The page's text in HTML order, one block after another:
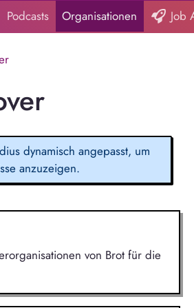
Podcasts Organisationen Job
dynamisch angepasst, um
anzuzeigen.
von Brot für die